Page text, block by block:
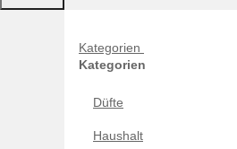
Kategorien
Kategorien
Düfte
Haushalt